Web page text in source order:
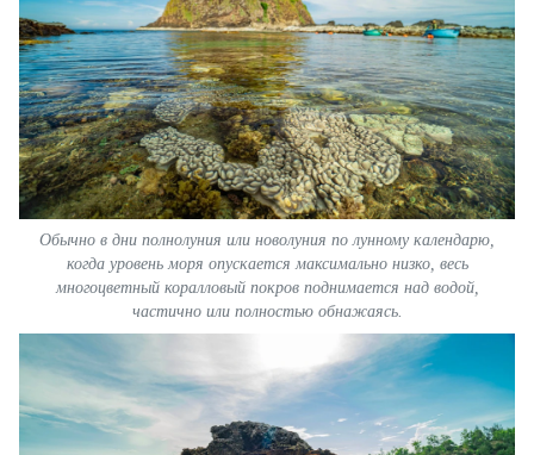
Обычно в дни полнолуния или новолуния по лунному календарю,
когда уровень моря опускается максимально низко, весь
многоцветный коралловый покров поднимается над водой,
частично или полностью обнажаясь.